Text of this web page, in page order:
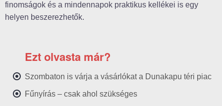
finomságok és a mindennapok praktikus kellékei is egy
helyen beszerezhetők.
Ezt olvasta már?
Szombaton is várja a vásárlókat a Dunakapu téri piac
Fűnyírás – csak ahol szükséges